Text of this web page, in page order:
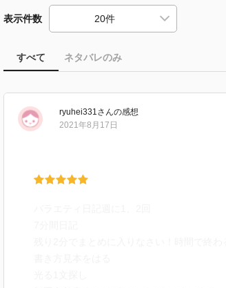
表示件数
すべて ネタバレのみ
ryuhei331さんの感想
2021年8月17日